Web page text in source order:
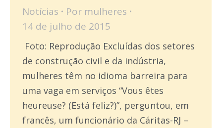
Notícias Por mulheres
14 de julho de 2015
Foto: Reprodução Excluídas dos setores
de construção civil e da indústria,
mulheres têm no idioma barreira para
uma vaga em serviços “Vous êtes
heureuse? (Está feliz?)”, perguntou, em
francês, um funcionário da Cáritas-RJ –